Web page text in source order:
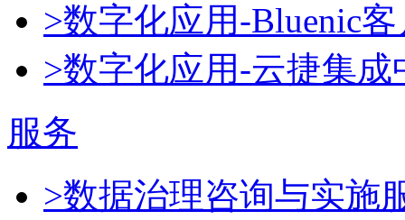
>数字化应用-Bluenic
>数字化应用-云捷集成
服务
>数据治理咨询与实施